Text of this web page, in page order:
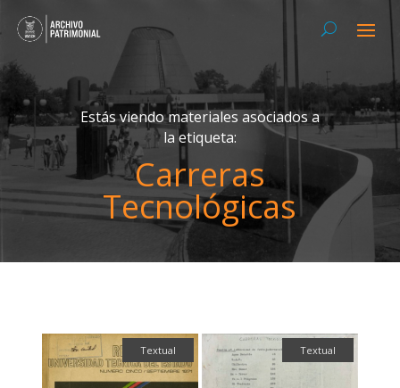
Estás viendo materiales asociados a
la etiqueta:
Carreras
Tecnológicas
Textual Textual